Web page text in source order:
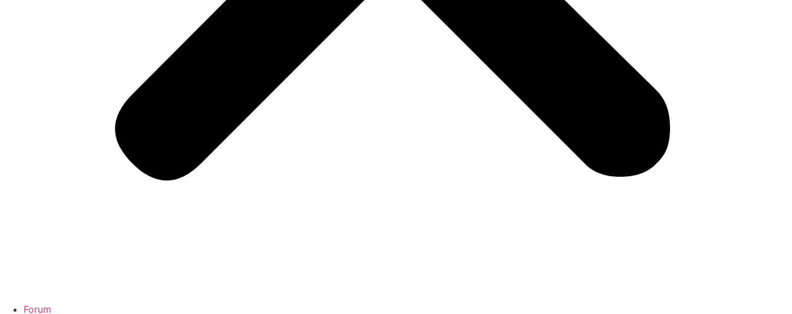
Forum